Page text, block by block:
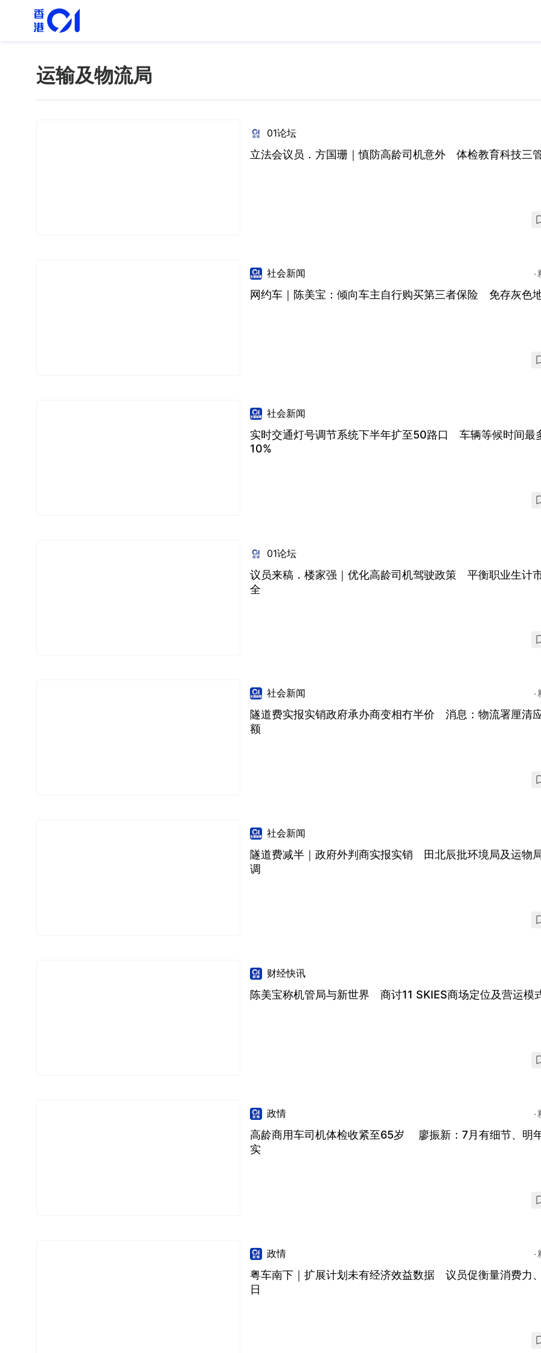
运输及物流局
01论坛
立法会议员．方国珊｜慎防高龄司机意外 体检教育科技三
社会新闻
网约车｜陈美宝：倾向车主自行购买第三者保险 免存灰色
社会新闻
实时交通灯号调节系统下半年扩至50路口 车辆等候时间最
10%
01论坛
议员来稿．楼家强｜优化高龄司机驾驶政策 平衡职业生计
全
社会新闻
隧道费实报实销政府承办商变相冇半价 消息：物流署厘清
额
社会新闻
隧道费减半｜政府外判商实报实销 田北辰批环境局及运物
调
财经快讯
陈美宝称机管局与新世界 商讨11 SKIES商场定位及营运模
政情
高龄商用车司机体检收紧至65岁 廖振新：7月有细节、明
实
政情
粤车南下｜扩展计划未有经济效益数据 议员促衡量消费力
日